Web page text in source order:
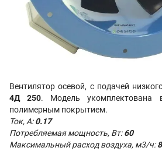
Вентилятор осевой, с подачей
4Д 250. Модель укомплектована
полимерным покрытием.
Ток, А:0.17
Потребляемая мощность, Вт:60
Максимальный расход воздуха, м3/ч: